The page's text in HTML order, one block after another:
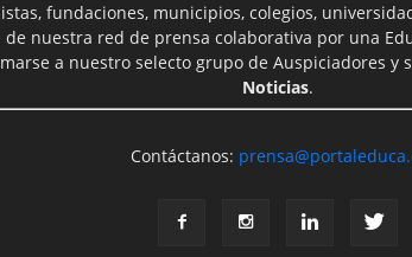
fundaciones, municipios, colegios,
nuestra red de prensa colaborativa por una
a nuestro selecto grupo de Auspiciadores y
Noticias.
Contáctanos: